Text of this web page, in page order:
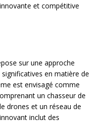
et compétitive
sur une approche
en matière de
est envisagé comme
un chasseur de
drones et un réseau de
inclut des